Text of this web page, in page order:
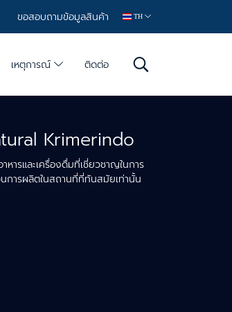
ขอสอบถามข้อมูลสินค้า TH
เหตุการณ์ ติดต่อ
Krimerindo
ารและเครื่องดื่มที่เชี่ยวชาญในการ
การผลิตในสถานที่ที่ทันสมัยเท่านั้น